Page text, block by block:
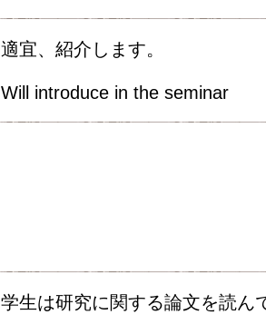
適宜、紹介します。
Will introduce in the seminar
学生は研究に関する論文を読ん